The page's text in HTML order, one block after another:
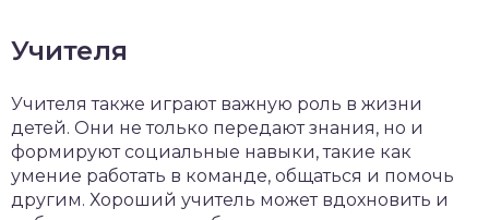
Учителя
Учителя также играют важную роль в жизни
детей. Они не только передают знания, но и
формируют социальные навыки, такие как
умение работать в команде, общаться и помочь
другим. Хороший учитель может вдохновить и